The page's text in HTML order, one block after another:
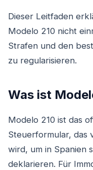
Dieser Leitfaden
Modelo 210 nicht
Strafen und den
zu regularisieren.
Was ist
Modelo 210 ist das
Steuerformular, das
wird, um in Spanien
deklarieren. Für